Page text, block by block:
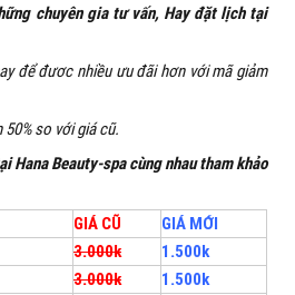
chuyên gia tư vấn, Hay đặt lịch tại
để đươc nhiều ưu đãi hơn với mã giảm
so với giá cũ.
Hana Beauty-spa cùng nhau tham khảo
GIÁ CŨ
GIÁ MỚI
3.000k
1.500k
3.000k
1.500k